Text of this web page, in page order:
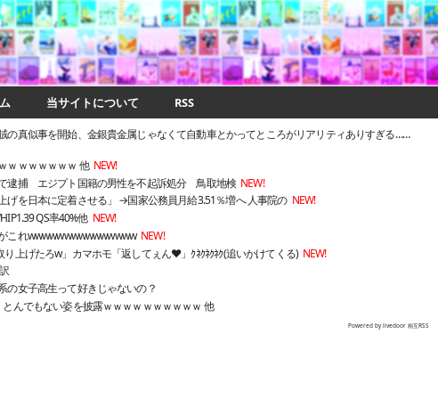
当サイトについて RSS
の真似事を開始、金銀貴金属じゃなくて自動車とかってところがリアリティありすぎる……
ｗｗｗｗｗｗｗ 他 NEW!
で逮捕 エジプト国籍の男性を不起訴処分 鳥取地検 NEW!
げを日本に定着させる」 →国家公務員月給3.51％増へ 人事院の NEW!
QS率40%他 NEW!
これwwwwwwwwwwwwwww NEW!
上げたろw」カマホモ「返してぇん❤」ｸﾈｸﾈｸﾈｸ(追いかけてくる) NEW!
の女子高生って好きじゃないの？
とんでもない姿を披露ｗｗｗｗｗｗｗｗｗｗ 他
Powered by livedoor 相互RSS